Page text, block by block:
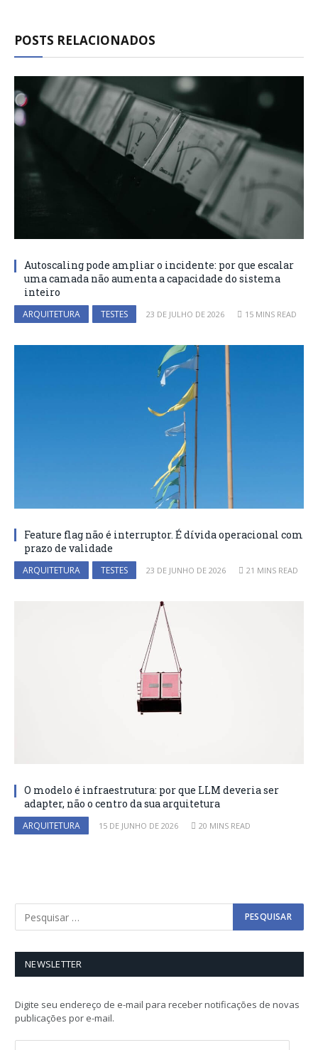
POSTS RELACIONADOS
Autoscaling pode ampliar o incidente: por que escalar
uma camada não aumenta a capacidade do sistema
inteiro
ARQUITETURA TESTES 23 DE JULHO DE 2026 15 MINS READ
Feature flag não é interruptor. É dívida operacional com
prazo de validade
ARQUITETURA TESTES 23 DE JUNHO DE 2026 21 MINS READ
O modelo é infraestrutura: por que LLM deveria ser
adapter, não o centro da sua arquitetura
ARQUITETURA 15 DE JUNHO DE 2026 20 MINS READ
NEWSLETTER
Digite seu endereço de e-mail para receber notificações de novas
publicações por e-mail.